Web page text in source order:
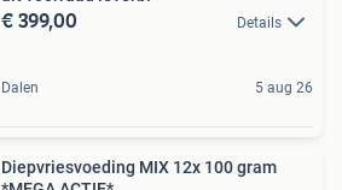
€ 399,00 Details
Dalen 5 aug 26
Diepvriesvoeding MIX 12x 100 gram